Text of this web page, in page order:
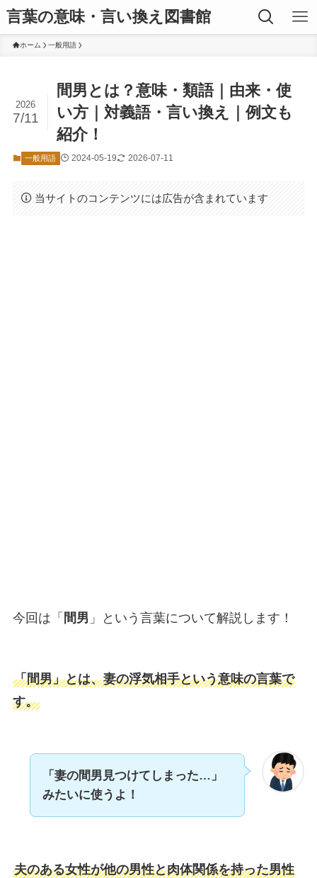
言葉の意味・言い換え図書館
ホーム 一般用語
間男とは？意味・類語｜由来・使
い方｜対義語・言い換え｜例文も
紹介！
2026
7/11
一般用語 2024-05-19 2026-07-11
当サイトのコンテンツには広告が含まれています
今回は「 間男 」という言葉について解説します！
「間男」とは、妻の浮気相手という意味の言葉で
す。
「妻の間男見つけてしまった…」
みたいに使うよ！
夫のある女性が他の男性と肉体関係を持った男性